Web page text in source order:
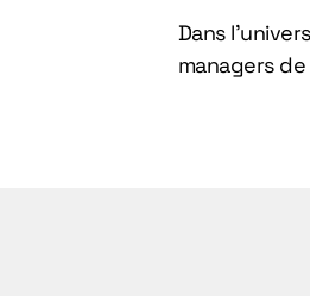
Dans l’univers
managers